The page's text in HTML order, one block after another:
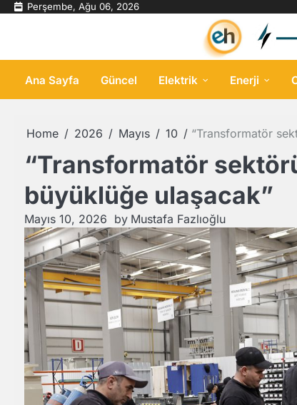
Skip Perşembe, Ağu 06, 2026
Ana Sayfa Güncel Elektrik Enerji
Home 2026 Mayıs 10 “Transformatör
“Transformatör
büyüklüğe ulaşacak”
Mayıs 10, 2026 by Mustafa Fazlıoğlu